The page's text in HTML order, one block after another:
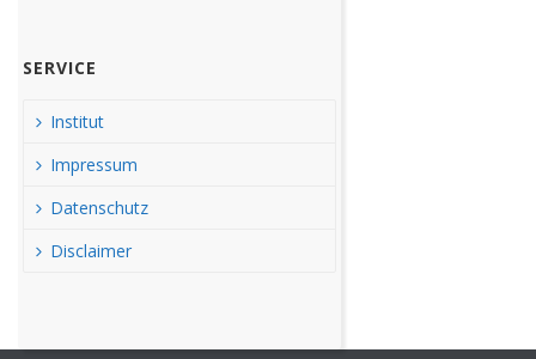
SERVICE
Institut
Impressum
Datenschutz
Disclaimer